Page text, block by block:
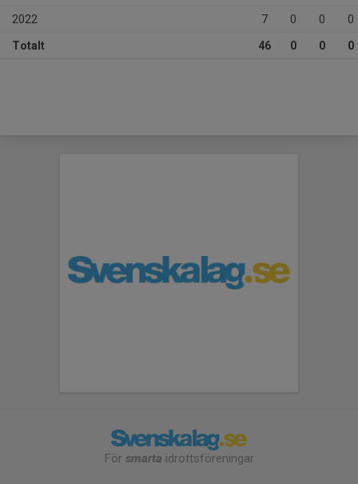
2022 7 0 0 0
Totalt 46 0 0 0
För smarta idrottsföreningar